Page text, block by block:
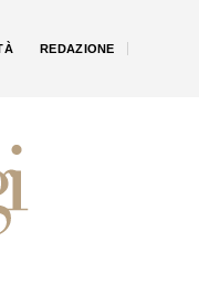
REDAZIONE